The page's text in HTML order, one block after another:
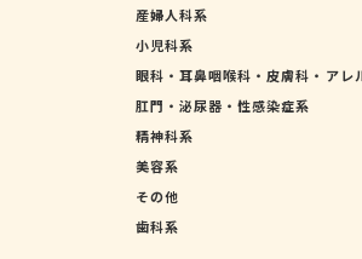
産婦人科系
小児科系
眼科・耳鼻咽喉科・皮膚科・アレ
肛門・泌尿器・性感染症系
精神科系
美容系
その他
歯科系